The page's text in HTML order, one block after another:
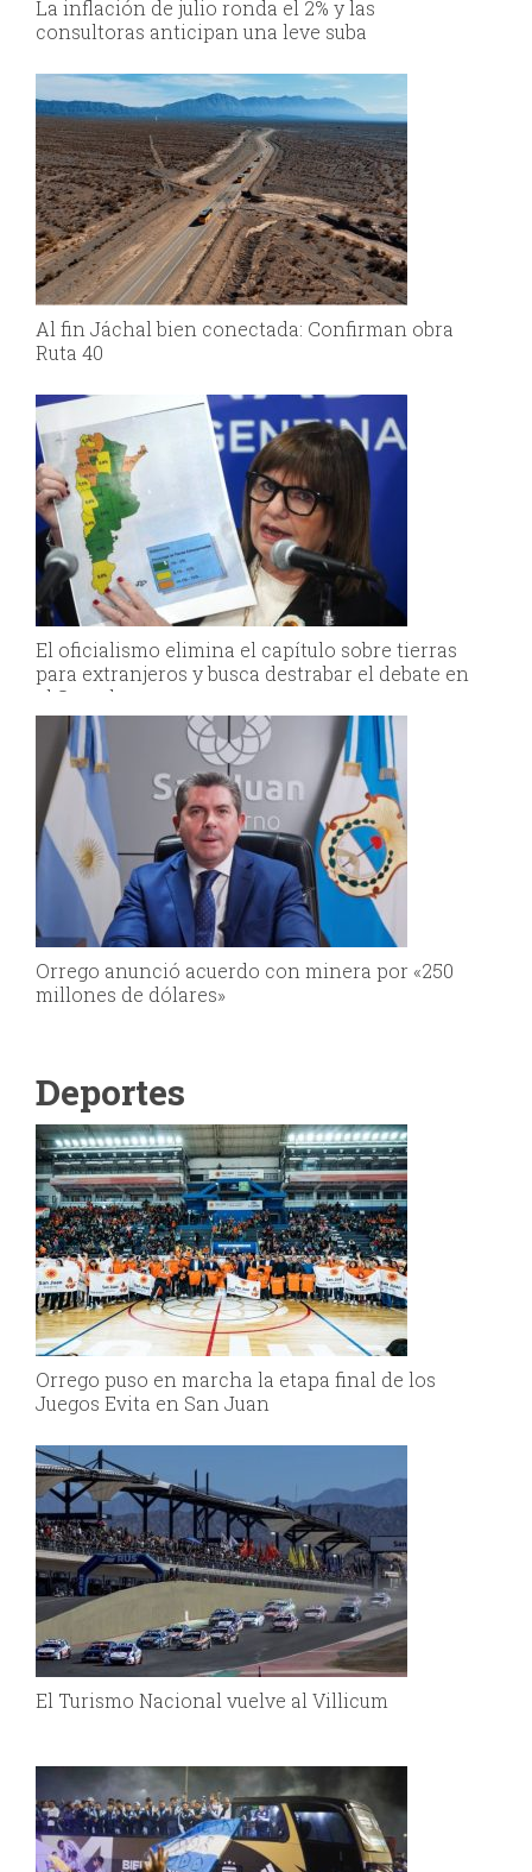
La inflación de julio ronda el 2% y las
consultoras anticipan una leve suba
Al fin Jáchal bien conectada: Confirman obra
Ruta 40
El oficialismo elimina el capítulo sobre tierras
para extranjeros y busca destrabar el debate en
el Senado
Orrego anunció acuerdo con minera por «250
millones de dólares»
Deportes
Orrego puso en marcha la etapa final de los
Juegos Evita en San Juan
El Turismo Nacional vuelve al Villicum